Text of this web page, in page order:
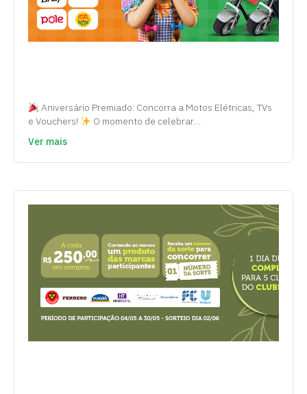
Aniversário Premiado: Concorra a Motos Elétricas, TVs
e Vouchers!
O momento de celebrar…
Ver mais